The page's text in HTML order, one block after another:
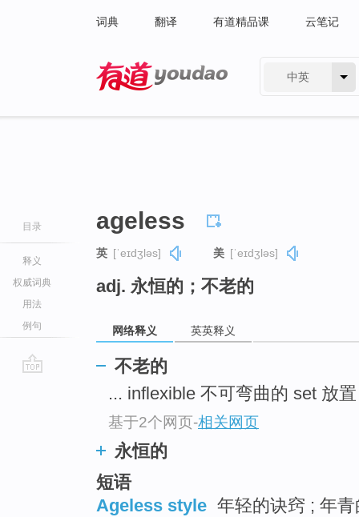
词典 翻译 有道精品课 云笔记
中英
目录
释义
权威词典
用法
例句
ageless
英 [ˈeɪdʒləs] 美 [ˈeɪdʒləs]
adj. 永恒的；不老的
网络释义 英英释义
不老的
... inflexible 不可弯曲的 set 放
基于2个网页-相关网页
永恒的
短语
Ageless style 年轻的诀窍 ; 年